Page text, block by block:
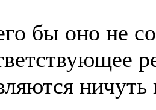
бы оно не